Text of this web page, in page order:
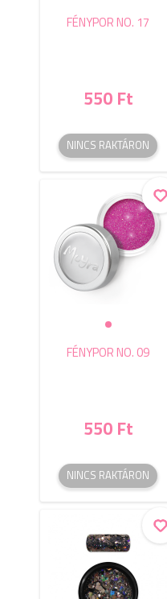
FÉNYPOR NO. 17
550 Ft
NINCS RAKTÁRON
FÉNYPOR NO. 09
550 Ft
NINCS RAKTÁRON